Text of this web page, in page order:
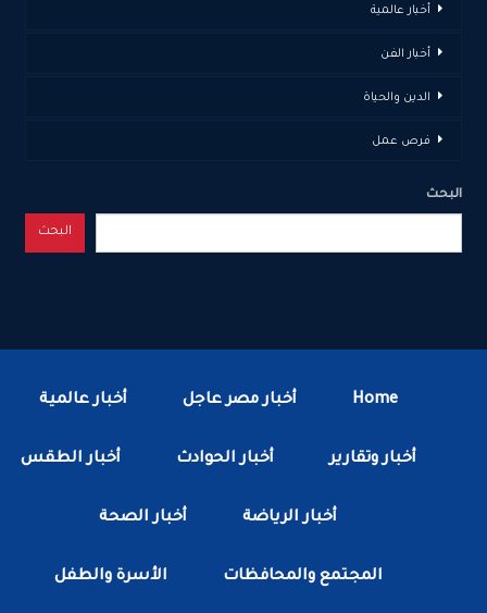
أخبار عالمية
أخبار الفن
الدين والحياة
فرص عمل
البحث
البحث
Home أخبار مصر عاجل أخبار عالمية
أخبار وتقارير أخبار الحوادث أخبار الطقس
أخبار الرياضة أخبار الصحة
المجتمع والمحافظات الأسرة والطفل